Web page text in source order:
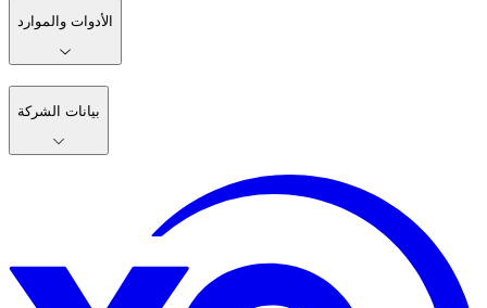
الأدوات والموارد
بيانات الشركة